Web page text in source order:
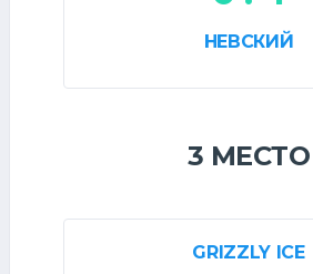
НЕВСКИЙ
3 МЕСТО
GRIZZLY ICE